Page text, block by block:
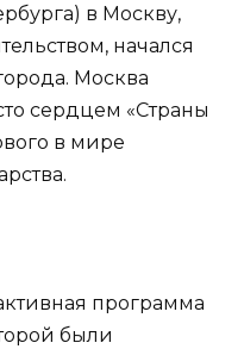
в Москву,
начался
Москва
сердцем «Страны
в мире
программа
были